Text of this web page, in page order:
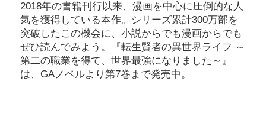
2018年の書籍刊行以来、漫画を中心に圧倒的な人
気を獲得している本作。シリーズ累計300万部を
突破したこの機会に、小説からでも漫画からでも
ぜひ読んでみよう。『転生賢者の異世界ライフ ～
第二の職業を得て、世界最強になりました～』
は、GAノベルより第7巻まで発売中。